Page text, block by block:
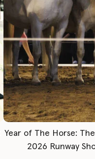
Year of The Horse:
2026 Runway